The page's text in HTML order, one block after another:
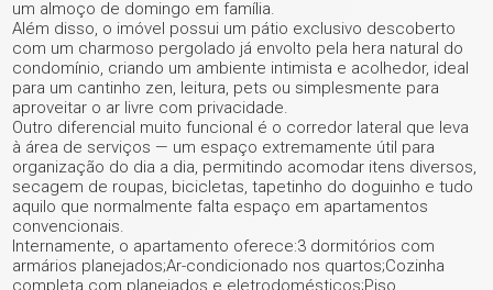
um almoço de domingo em família.
Além disso, o imóvel possui um pátio exclusivo descoberto
com um charmoso pergolado já envolto pela hera natural do
condomínio, criando um ambiente intimista e acolhedor, ideal
para um cantinho zen, leitura, pets ou simplesmente para
aproveitar o ar livre com privacidade.
Outro diferencial muito funcional é o corredor lateral que leva
à área de serviços — um espaço extremamente útil para
organização do dia a dia, permitindo acomodar itens diversos,
secagem de roupas, bicicletas, tapetinho do doguinho e tudo
aquilo que normalmente falta espaço em apartamentos
convencionais.
Internamente, o apartamento oferece:3 dormitórios com
armários planejados;Ar-condicionado nos quartos;Cozinha
completa com planejados e eletrodomésticos;Piso